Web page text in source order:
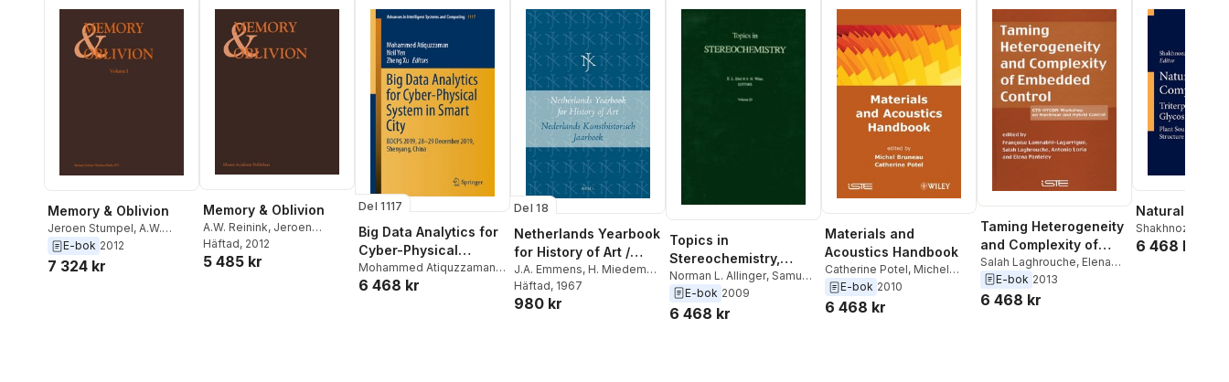
Memory & Oblivion
Jeroen Stumpel, A.W.
Reinink
E-bok 2012
7 324 kr
Memory & Oblivion
A.W. Reinink, Jeroen
Stumpel
Häftad, 2012
5 485 kr
Del 1117
Big Data Analytics for
Cyber-Physical
System in Smart City
Mohammed Atiquzzaman,
Neil Yen ,Zheng Xu
6 468 kr
Del 18
Netherlands Yearbook
for History of Art /
Nederlands
Kunsthistorisch
Jaarboek 18 (1967)
J.A. Emmens, H. Miedema ,
A.W. Reinink,
Reznicek
Häftad, 1967
980 kr
Topics in
Stereochemistry,
Volume 20
Norman L. Allinger, Samuel
H. Wilen, Ernest L. Eliel
E-bok 2009
6 468 kr
Materials and
Acoustics Handbook
Catherine Potel, Michel
Bruneau
E-bok 2010
6 468 kr
Taming Heterogeneity
and Complexity of
Embedded Control
Salah Laghrouche, Elena
Panteley Antonio Loria
Fran oise Lamnabhi-
E-bok 2013
6 468 kr
Natural
Shakhnoza S.
6 468 kr